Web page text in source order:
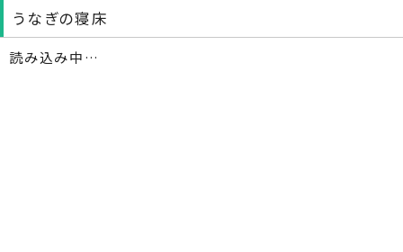
うなぎの寝床
読み込み中…